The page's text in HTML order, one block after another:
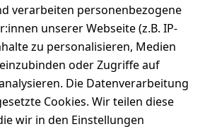
verarbeiten personenbezogene
unserer Webseite (z.B. IP-
zu personalisieren, Medien
oder Zugriffe auf
Die Datenverarbeitung
Cookies. Wir teilen diese
wir in den Einstellungen
uns
Wir
versenden
mit
Zahle
bequem per